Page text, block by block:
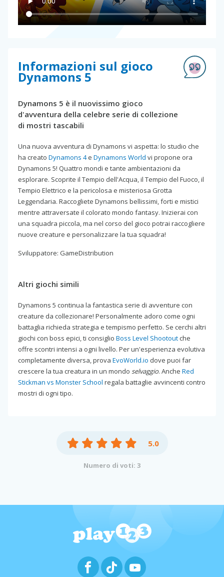
Informazioni sul gioco
Dynamons 5
Dynamons 5 è il nuovissimo gioco
d'avventura della celebre serie di collezione
di mostri tascabili
Una nuova avventura di Dynamons vi aspetta: lo studio che
ha creato Dynamons 4e Dynamons World vi propone ora
Dynamons 5! Quattro mondi e tante ambientazioni da
esplorare. Scoprite il Tempio dell'Acqua, il Tempio del Fuoco, il
Tempio Elettrico e la pericolosa e misteriosa Grotta
Leggendaria. Raccogliete Dynamons bellissimi, forti e mistici
mentre attraversate il colorato mondo fantasy. Inizierai con
una squadra piccola, ma nel corso del gioco potrai raccogliere
nuove creature e personalizzare la tua squadra!
Sviluppatore: GameDistribution
Altri giochi simili
Dynamons 5 continua la fantastica serie di avventure con
creature da collezionare! Personalmente adoro come ogni
battaglia richieda strategia e tempismo perfetto. Se cerchi altri
giochi con boss epici, ti consiglio Boss Level Shootout che
offre scontri intensi a ogni livello. Per un'esperienza evolutiva
completamente diversa, prova EvoWorld.io dove puoi far
crescere la tua creatura in un mondo selvaggio. Anche Red
Stickman vs Monster School regala battaglie avvincenti contro
mostri di ogni tipo.
5.0
Numero di voti: 3